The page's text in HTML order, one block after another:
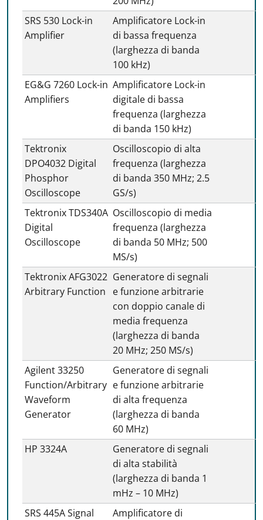
SRS 530 Lock-in
Amplifier
Amplificatore Lock-in
di bassa frequenza
(larghezza di banda
100 kHz)
EG&G 7260 Lock-in
Amplifiers
Amplificatore Lock-in
digitale di bassa
frequenza (larghezza
di banda 150 kHz)
Tektronix
DPO4032 Digital
Phosphor
Oscilloscope
Oscilloscopio di alta
frequenza (larghezza
di banda 350 MHz; 2.5
GS/s)
Tektronix TDS340A
Digital
Oscilloscope
Oscilloscopio di media
frequenza (larghezza
di banda 50 MHz; 500
MS/s)
Tektronix AFG3022
Arbitrary Function
Generatore di segnali
e funzione arbitrarie
con doppio canale di
media frequenza
(larghezza di banda
20 MHz; 250 MS/s)
Agilent 33250
Function/Arbitrary
Waveform
Generator
Generatore di segnali
e funzione arbitrarie
di alta frequenza
(larghezza di banda
60 MHz)
HP 3324A
Generatore di segnali
di alta stabilità
(larghezza di banda 1
mHz – 10 MHz)
SRS 445A Signal
Amplificatore di